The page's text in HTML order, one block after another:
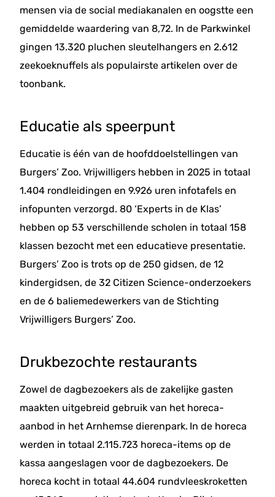
mensen via de social mediakanalen en oogstte een
gemiddelde waardering van 8,72. In de Parkwinkel
gingen 13.320 pluchen sleutelhangers en 2.612
zeekoeknuffels als populairste artikelen over de
toonbank.
Educatie als speerpunt
Educatie is één van de hoofddoelstellingen van
Burgers’ Zoo. Vrijwilligers hebben in 2025 in totaal
1.404 rondleidingen en 9.926 uren infotafels en
infopunten verzorgd. 80 ‘Experts in de Klas’
hebben op 53 verschillende scholen in totaal 158
klassen bezocht met een educatieve presentatie.
Burgers’ Zoo is trots op de 250 gidsen, de 12
kindergidsen, de 32 Citizen Science-onderzoekers
en de 6 baliemedewerkers van de Stichting
Vrijwilligers Burgers’ Zoo.
Drukbezochte restaurants
Zowel de dagbezoekers als de zakelijke gasten
maakten uitgebreid gebruik van het horeca-
aanbod in het Arnhemse dierenpark. In de horeca
werden in totaal 2.115.723 horeca-items op de
kassa aangeslagen voor de dagbezoekers. De
horeca kocht in totaal 44.604 rundvleeskroketten